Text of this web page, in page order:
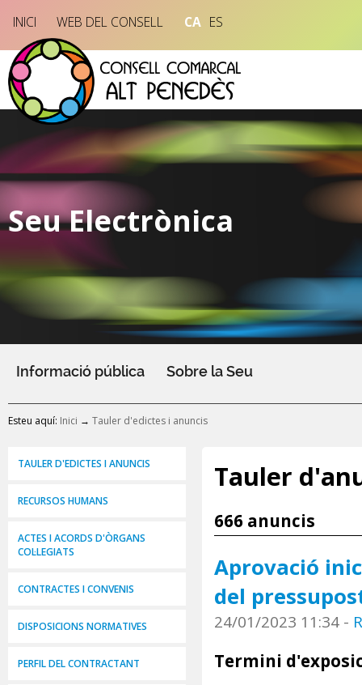
INICI WEB DEL CONSELL CA ES
Seu Electrònica
Informació pública Sobre la Seu
Esteu aquí: Inici → Tauler d'edictes i anuncis
TAULER D'EDICTES I ANUNCIS
RECURSOS HUMANS
ACTES I ACORDS D'ÒRGANS
COL·LEGIATS
CONTRACTES I CONVENIS
DISPOSICIONS NORMATIVES
PERFIL DEL CONTRACTANT
Tauler
666 anuncis
Aprovació
del
24/01/2023 11:34 -
Termini